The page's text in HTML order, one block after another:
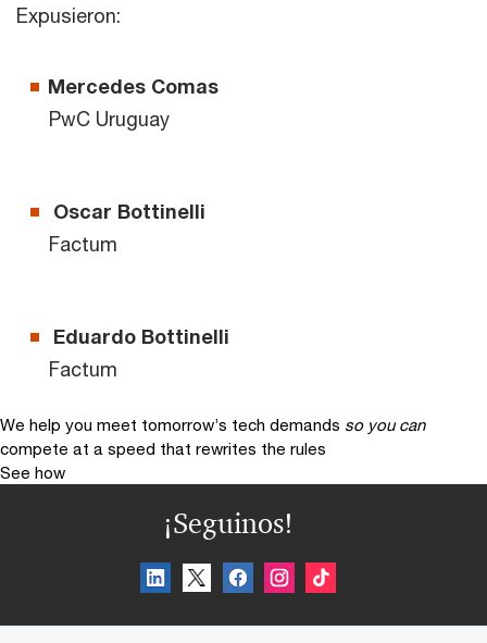
Expusieron:
Mercedes Comas
PwC Uruguay
Oscar Bottinelli
Factum
Eduardo Bottinelli
Factum
We help you meet tomorrow’s tech demands so you can
compete at a speed that rewrites the rules
See how
¡Seguinos!